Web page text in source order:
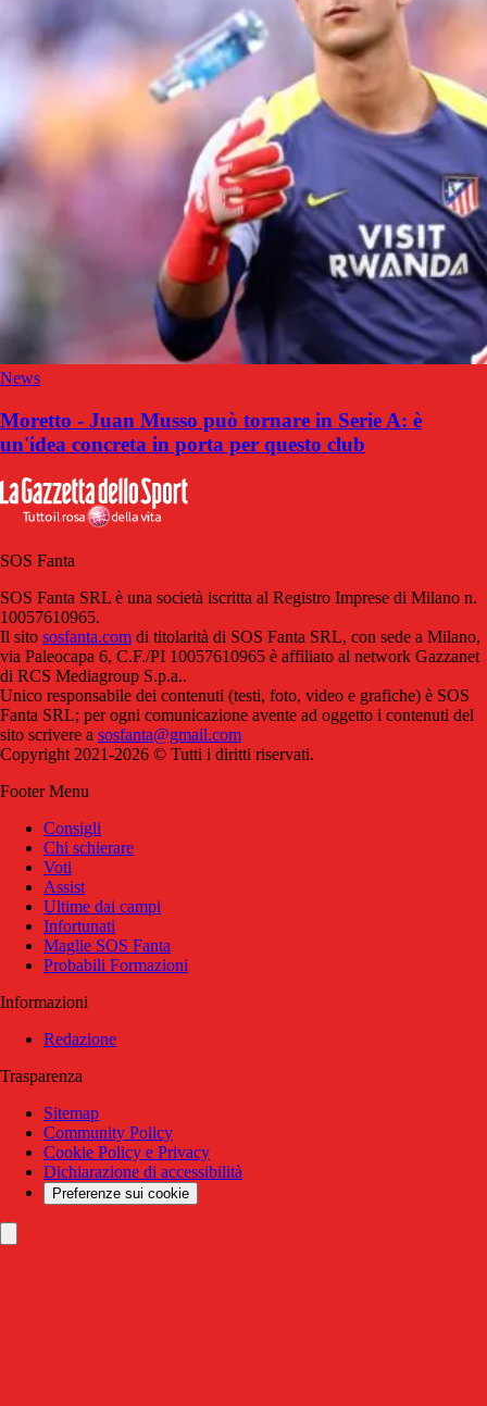
News
Moretto - Juan Musso può tornare in Serie A: è
un'idea concreta in porta per questo club
SOS Fanta
SOS Fanta SRL è una società iscritta al Registro Imprese di Milano n.
10057610965.
Il sito sosfanta.com di titolarità di SOS Fanta SRL, con sede a Milano,
via Paleocapa 6, C.F./PI 10057610965 è affiliato al network Gazzanet
di RCS Mediagroup S.p.a..
Unico responsabile dei contenuti (testi, foto, video e grafiche) è SOS
Fanta SRL; per ogni comunicazione avente ad oggetto i contenuti del
sito scrivere a sosfanta@gmail.com
Copyright 2021-2026 © Tutti i diritti riservati.
Footer Menu
Consigli
Chi schierare
Voti
Assist
Ultime dai campi
Infortunati
Maglie SOS Fanta
Probabili Formazioni
Informazioni
Redazione
Trasparenza
Sitemap
Community Policy
Cookie Policy e Privacy
Dichiarazione di accessibilità
Preferenze sui cookie